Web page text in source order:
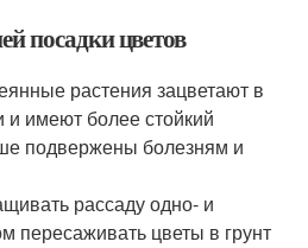
посадки цветов
растения зацветают в
и имеют более стойкий
подвержены болезням и
рассаду одно- и
пересаживать цветы в грунт